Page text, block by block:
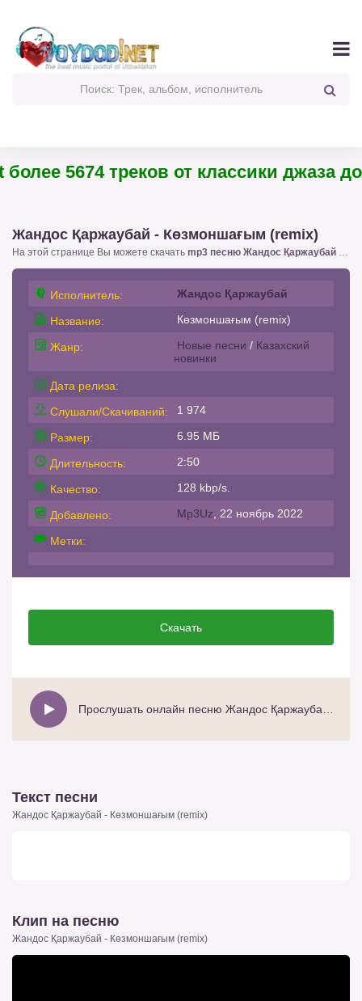
5674 треков от классики джаза до
Жандос Қаржаубай - Көзмоншағым (remix)
На этой странице Вы можете скачать mp3 песню Жандос Қаржаубай - Көзмоншағым (remix)
Исполнитель: Жандос Қаржаубай
Название: Көзмоншағым (remix)
Жанр: Новые песни / Казахский
новинки
Дата релиза:
Слушали/Скачиваний:
1 974
Размер: 6.95 МБ
Длительность: 2:50
Качество: 128 kbp/s.
Добавлено: Mp3Uz , 22 ноябрь 2022
Метки:
Скачать
Текст песни
Жандос Қаржаубай - Көзмоншағым (remix)
Клип на песню
Жандос Қаржаубай - Көзмоншағым (remix)